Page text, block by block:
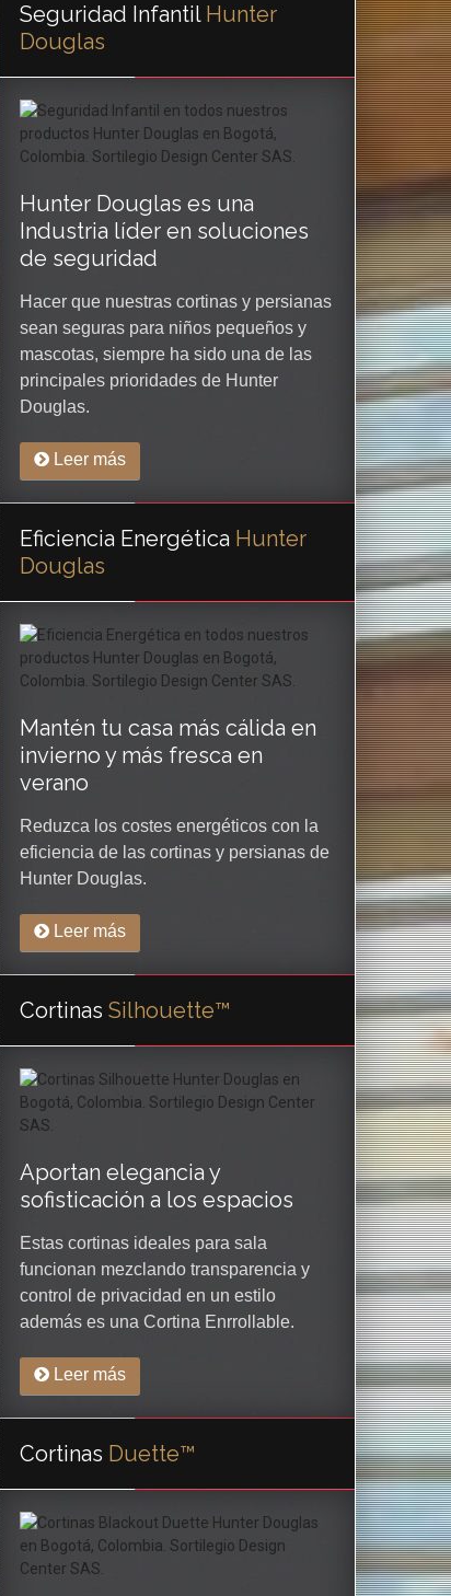
Seguridad Infantil Hunter
Douglas
Hunter Douglas es una
Industria líder en soluciones
de seguridad
Hacer que nuestras cortinas y persianas
sean seguras para niños pequeños y
mascotas, siempre ha sido una de las
principales prioridades de Hunter
Douglas.
Leer más
Eficiencia Energética Hunter
Douglas
Mantén tu casa más cálida en
invierno y más fresca en
verano
Reduzca los costes energéticos con la
eficiencia de las cortinas y persianas de
Hunter Douglas.
Leer más
CortinasSilhouette™
Aportan elegancia y
sofisticación a los espacios
Estas cortinas ideales para sala
funcionan mezclando transparencia y
control de privacidad en un estilo
además es una Cortina Enrrollable.
Leer más
Cortinas Duette™